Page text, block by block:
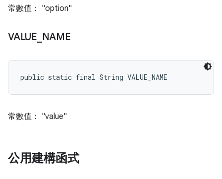
常數值： "option"
VALUE NAME
public static final String VALUE_NAME
常數值： "value"
公用建構函式